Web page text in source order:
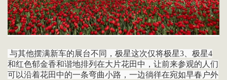
与其他摆满新车的展台不同，极星这次仅将极星3、极星4
和红色郁金香和谐地排列在大片花田中，让前来参观的人们
可以沿着花田中的一条弯曲小路，一边徜徉在宛如早春户外